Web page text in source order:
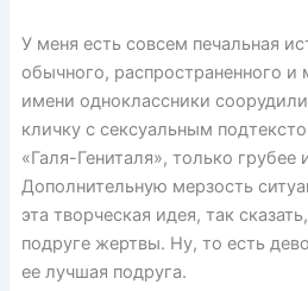
У меня есть совсем печальная
обычного, распространенного и
имени одноклассники
кличку с сексуальным
«Галя-Гениталя», только грубее
Дополнительную мерзость
эта творческая идея, так
подруге жертвы. Ну, то есть
ее лучшая подруга.